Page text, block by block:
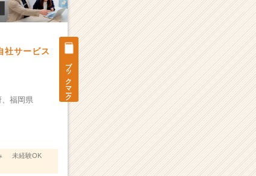
ブックマーク
社サービス
福岡県
未経験OK